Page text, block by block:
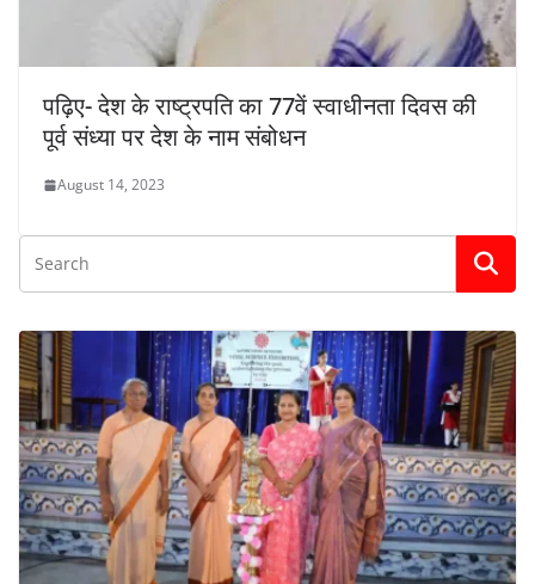
पढ़िए- देश के राष्ट्रपति का 77वें स्वाधीनता दिवस की
पूर्व संध्या पर देश के नाम संबोधन
August 14, 2023